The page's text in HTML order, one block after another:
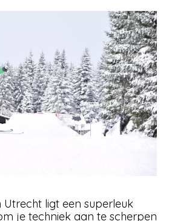
ligt een superleuk
je techniek aan te scherpen